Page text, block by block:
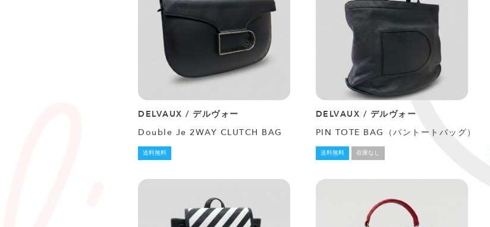
DELVAUX / デルヴォー
Double Je 2WAY CLUTCH BAG
送料無料
DELVAUX / デルヴォー
PIN TOTE BAG（パントートバッグ）
送料無料 在庫なし